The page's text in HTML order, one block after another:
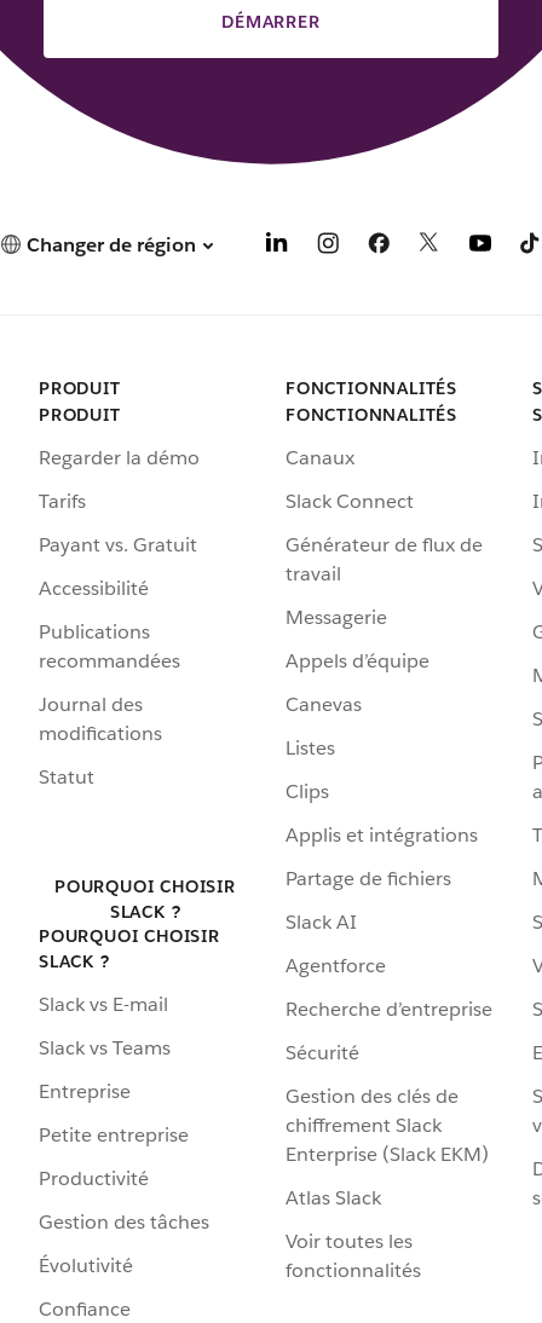
DÉMARRER
Changer de région
PRODUIT
PRODUIT
Regarder la démo
Tarifs
Payant vs. Gratuit
Accessibilité
Publications
recommandées
Journal des
modifications
Statut
POURQUOI CHOISIR
SLACK ?
POURQUOI CHOISIR
SLACK ?
Slack vs E-mail
Slack vs Teams
Entreprise
Petite entreprise
Productivité
Gestion des tâches
Évolutivité
Confiance
FONCTIONNALITÉS
FONCTIONNALITÉS
Canaux
Slack Connect
Générateur de flux de
travail
Messagerie
Appels d’équipe
Canevas
Listes
Clips
Applis et intégrations
Partage de fichiers
Slack AI
Agentforce
Recherche d’entreprise
Sécurité
Gestion des clés de
chiffrement Slack
Enterprise (Slack EKM)
Atlas Slack
Voir toutes les
fonctionnalités